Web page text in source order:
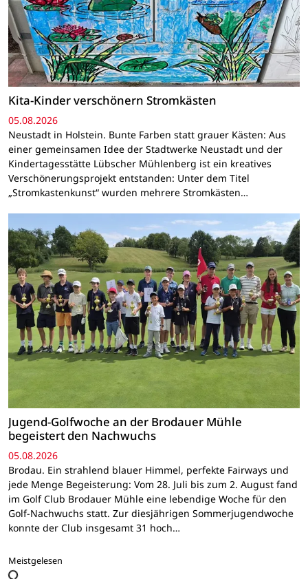
Kita-Kinder verschönern Stromkästen
05.08.2026
Neustadt in Holstein. Bunte Farben statt grauer Kästen: Aus
einer gemeinsamen Idee der Stadtwerke Neustadt und der
Kindertagesstätte Lübscher Mühlenberg ist ein kreatives
Verschönerungsprojekt entstanden: Unter dem Titel
„Stromkastenkunst“ wurden mehrere Stromkästen…
Jugend-Golfwoche an der Brodauer Mühle
begeistert den Nachwuchs
05.08.2026
Brodau. Ein strahlend blauer Himmel, perfekte Fairways und
jede Menge Begeisterung: Vom 28. Juli bis zum 2. August fand
im Golf Club Brodauer Mühle eine lebendige Woche für den
Golf-Nachwuchs statt. Zur diesjährigen Sommerjugendwoche
konnte der Club insgesamt 31 hoch…
Meistgelesen